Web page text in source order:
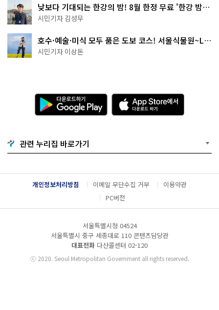
낮보다 기대되는 한강의 밤! 8월 한정 무료 '한강 밤
핑' 예약은?
시민기자 김성무
호수·예술·미식 모두 품은 도보 코스! 서울식물원~LG
아트센터~마곡테라스거리
시민기자 이상돈
다
운
로
기
G
o
g
l
e
A
p
p
e
서
다
운
관련 누리집 바로가기
개인정보처리방침 이메일 무단수집 거부
이용약관
PC버전
서울특별시청 04524
서울특별시 중구 세종대로 110 콘텐츠담당관
대표전화 다산콜센터 02-120
ⓒ2020. Seoul Metropolitan Government all rights reserved.